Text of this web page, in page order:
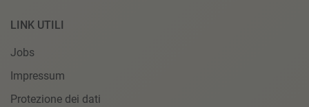
LINK UTILI
Jobs
Impressum
Protezione dei dati